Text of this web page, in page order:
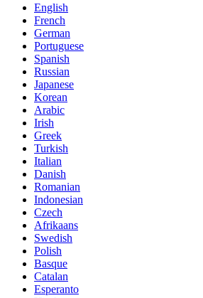
English
French
German
Portuguese
Spanish
Russian
Japanese
Korean
Arabic
Irish
Greek
Turkish
Italian
Danish
Romanian
Indonesian
Czech
Afrikaans
Swedish
Polish
Basque
Catalan
Esperanto